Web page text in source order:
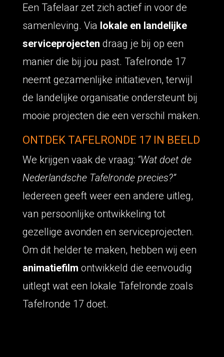
Een Tafelaar zet zich actief in voor de
samenleving. Via lokale en landelijke
serviceprojecten draag je bij op een
manier die bij jou past. Tafelronde 17
neemt gezamenlijke initiatieven, terwijl
de landelijke organisatie ondersteunt bij
mooie projecten die een verschil maken.
ONTDEK TAFELRONDE 17 IN BEELD
We krijgen vaak de vraag: “Wat doet de
Nederlandsche Tafelronde precies?”
Iedereen geeft weer een andere uitleg,
van persoonlijke ontwikkeling tot
gezellige avonden en serviceprojecten.
Om dit helder te maken, hebben wij een
animatiefilm ontwikkeld die eenvoudig
uitlegt wat een lokale Tafelronde zoals
Tafelronde 17 doet.